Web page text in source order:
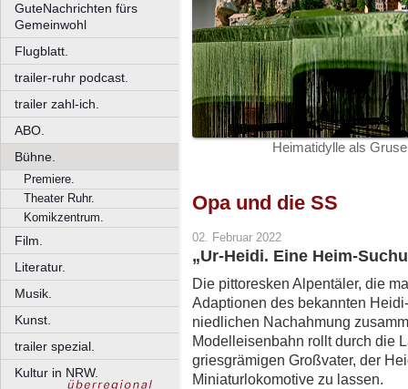
GuteNachrichten fürs
Gemeinwohl
Flugblatt.
trailer-ruhr podcast.
trailer zahl-ich.
ABO.
Bühne.
Premiere.
Theater Ruhr.
Komikzentrum.
Film.
Literatur.
Musik.
Kunst.
trailer spezial.
Kultur in NRW.
Heimatidylle als
Opa und die SS
02. Februar 2022
„Ur-Heidi. Eine Heim-
Die pittoresken Alpentäler, die
Adaptionen des bekannten
niedlichen Nachahmung
Modelleisenbahn rollt durch die
griesgrämigen Großvater, der
Miniaturlokomotive zu lassen.